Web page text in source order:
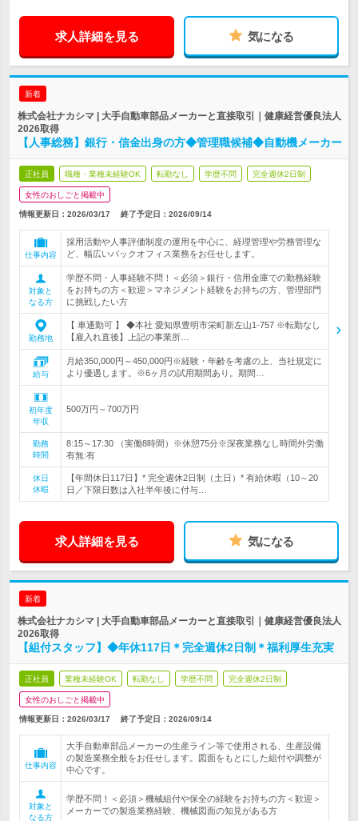
求人詳細を見る 気になる
新着
株式会社ナカシマ | 大手自動車部品メーカーと直接取引｜健康経営優良法人
2026取得
【人事総務】銀行・信金出身の方◆管理職候補◆自動機メーカー
正社員 職種・業種未経験OK 転勤なし 学歴不問 完全週休2日制
女性のおしごと掲載中
情報更新日：2026/03/17 終了予定日： 2026/09/14
仕事内容
採用活動や人事評価制度の運用を中心に、経理管理や労務管理な
ど、幅広いバックオフィス業務をお任せします。
対象と
なる方
学歴不問・人事経験不問！＜必須＞銀行・信用金庫での勤務経験
をお持ちの方＜歓迎＞マネジメント経験をお持ちの方、管理部門
に挑戦したい方
勤務地
【 車通勤可 】 ◆本社 愛知県豊明市栄町新左山1-757 ※転勤なし
【雇入れ直後】上記の事業所…
給与
月給350,000円～450,000円※経験・年齢を考慮の上、当社規定に
より優遇します。※6ヶ月の試用期間あり。期間…
初年度
年収
500万円～700万円
勤務
時間
8:15～17:30 （実働8時間）※休憩75分※深夜業務なし時間外労働
有無:有
休日
休暇
【年間休日117日】* 完全週休2日制（土日）* 有給休暇（10～20
日／下限日数は入社半年後に付与…
求人詳細を見る 気になる
新着
株式会社ナカシマ | 大手自動車部品メーカーと直接取引｜健康経営優良法人
2026取得
【組付スタッフ】◆年休117日＊完全週休2日制＊福利厚生充実
正社員 業種未経験OK 転勤なし 学歴不問 完全週休2日制
女性のおしごと掲載中
情報更新日：2026/03/17 終了予定日： 2026/09/14
仕事内容
大手自動車部品メーカーの生産ライン等で使用される、生産設備
の製造業務全般をお任せします。図面をもとにした組付や調整が
中心です。
対象と
なる方
学歴不問！＜必須＞機械組付や保全の経験をお持ちの方＜歓迎＞
メーカーでの製造業務経験、機械図面の知見がある方